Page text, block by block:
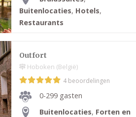
Buitenlocaties, Hotels,
Restaurants
Outfort
Hoboken (België)
4 beoordelingen
0-299 gasten
Buitenlocaties, Forten en